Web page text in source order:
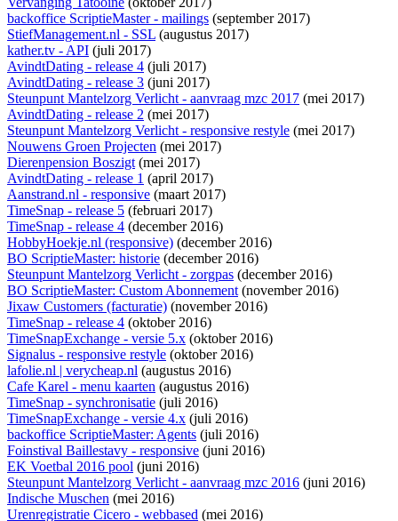
backoffice ScriptieMaster - mailings (september 2017)
StiefManagement.nl - SSL (augustus 2017)
kather.tv - API (juli 2017)
AvindtDating - release 4 (juli 2017)
AvindtDating - release 3 (juni 2017)
Steunpunt Mantelzorg Verlicht - aanvraag mzc 2017 (mei 2017)
AvindtDating - release 2 (mei 2017)
Steunpunt Mantelzorg Verlicht - responsive restyle (mei 2017)
Nouwens Groen Projecten (mei 2017)
Dierenpension Boszigt(mei 2017)
AvindtDating - release 1 (april 2017)
Aanstrand.nl - responsive (maart 2017)
TimeSnap - release 5 (februari 2017)
TimeSnap - release 4 (december 2016)
HobbyHoekje.nl (responsive) (december 2016)
BO ScriptieMaster: historie (december 2016)
Steunpunt Mantelzorg Verlicht - zorgpas (december 2016)
BO ScriptieMaster: Custom Abonnement(november 2016)
Jixaw Customers (facturatie) (november 2016)
TimeSnap - release 4 (oktober 2016)
TimeSnapExchange - versie 5.x (oktober 2016)
Signalus - responsive restyle (oktober 2016)
lafolie.nl | verycheap.nl (augustus 2016)
Cafe Karel - menu kaarten (augustus 2016)
TimeSnap - synchronisatie (juli 2016)
TimeSnapExchange - versie 4.x (juli 2016)
backoffice ScriptieMaster: Agents (juli 2016)
Foinstival Baillestavy - responsive (juni 2016)
EK Voetbal 2016 pool (juni 2016)
Steunpunt Mantelzorg Verlicht - aanvraag mzc 2016 (juni 2016)
Indische Muschen (mei 2016)
Urenregistratie Cicero - webbased (mei 2016)